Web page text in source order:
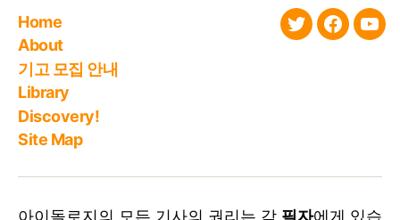
Home
About
기고 모집 안내
Library
Discovery!
Site Map
twitter
아이돌로지의 모든 기사의 권리는 각 필자에게 있습